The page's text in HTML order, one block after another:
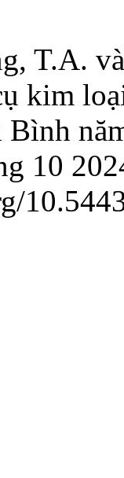
T.A.
kim
Bình
10